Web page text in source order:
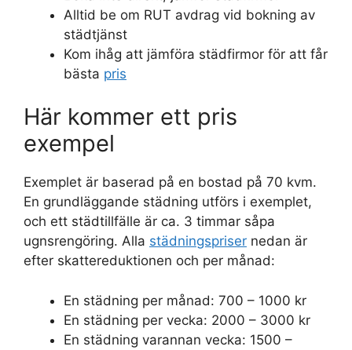
Alltid be om RUT avdrag vid bokning av
städtjänst
Kom ihåg att jämföra städfirmor för att får
bästa pris
Här kommer ett pris
exempel
Exemplet är baserad på en bostad på 70 kvm.
En grundläggande städning utförs i exemplet,
och ett städtillfälle är ca. 3 timmar såpa
ugnsrengöring. Alla städningspriser nedan är
efter skattereduktionen och per månad:
En städning per månad: 700 – 1000 kr
En städning per vecka: 2000 – 3000 kr
En städning varannan vecka: 1500 –